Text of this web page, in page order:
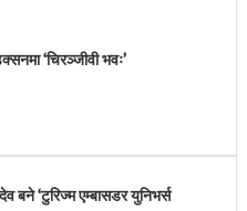
‘चिरञ्जीवी भवः’
बने ‘टुरिज्म एम्बासडर युनिभर्स